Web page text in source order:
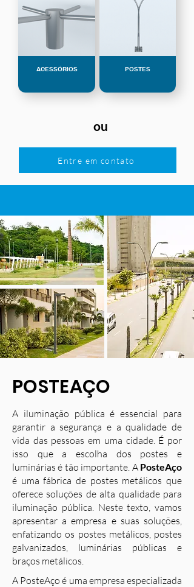
ACESSÓRIOS POSTES
ou
Entre em contato
POSTEAÇO
A iluminação pública é essencial para
garantir a segurança e a qualidade de
vida das pessoas em uma cidade. É por
isso que a escolha dos postes e
luminárias é tão importante. A PosteAço
é uma fábrica de postes metálicos que
oferece soluções de alta qualidade para
iluminação pública. Neste texto, vamos
apresentar a empresa e suas soluções,
enfatizando os postes metálicos, postes
galvanizados, luminárias públicas e
braços metálicos.
A PosteAço é uma empresa especializada